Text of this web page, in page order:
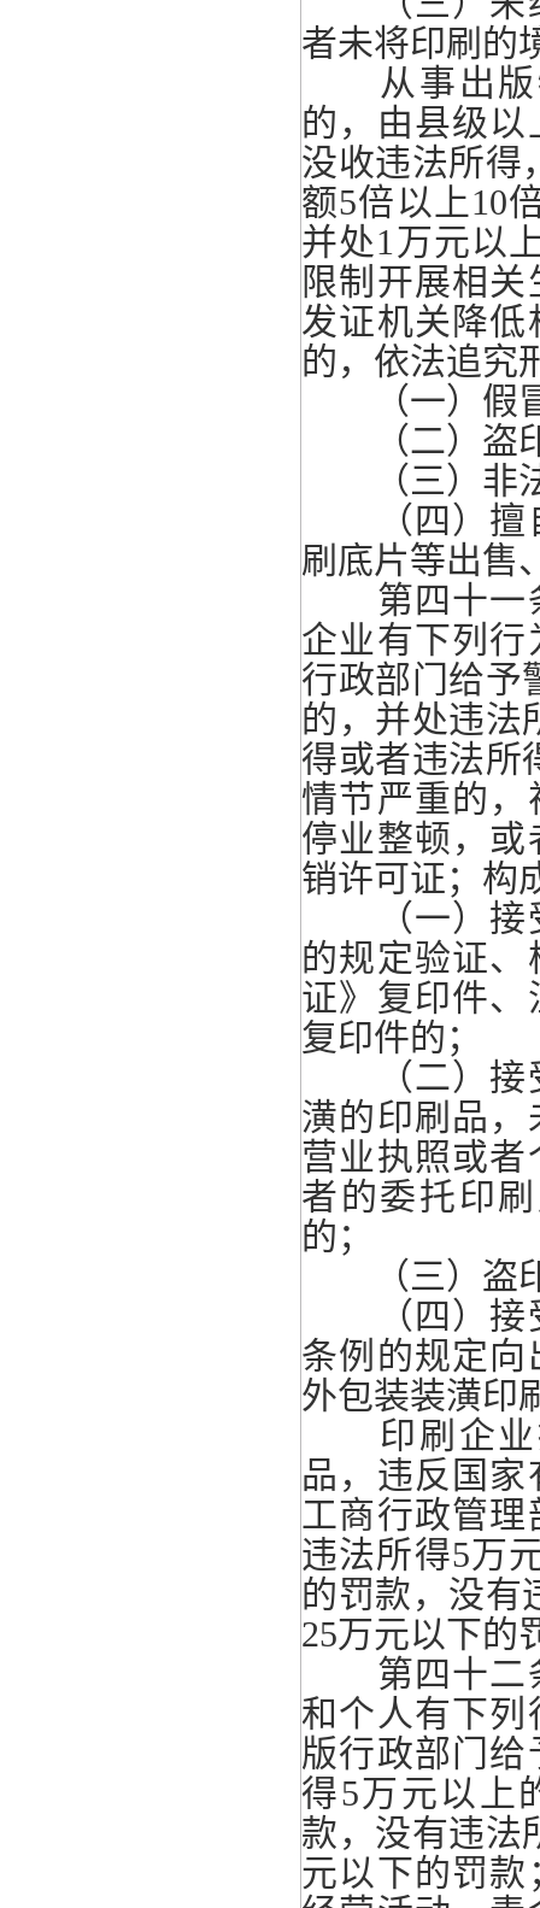
者未将印刷的
从事出版
的，由县级
没收违法所得
额5倍以上10
并处1万元以
限制开展相
发证机关降
的，依法追究
（一）假冒
（二）盗印
（三）非法
（四）擅自
刷底片等出售
第四十一
企业有下列
行政部门给予
的，并处违法
得或者违法所
情节严重的
停业整顿，
销许可证；构
（一）接受
的规定验证
证》复印件
复印件的；
（二）接受
潢的印刷品
营业执照或
者的委托印
的；
（三）盗印
（四）接受
条例的规定
外包装装潢印
印刷企业
品，违反国
工商行政管
违法所得5万
的罚款，没有
25万元以下的
第四十二
和个人有下
版行政部门
得5万元以上
款，没有违法
元以下的罚